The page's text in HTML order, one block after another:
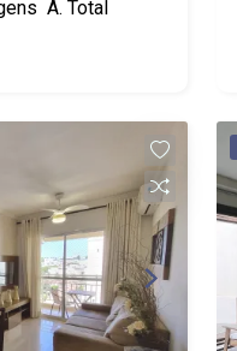
Portaria
SPOT
e
Ribeirão
A. Total